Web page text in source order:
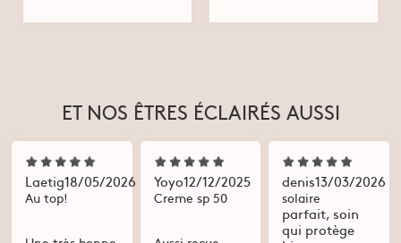
ET NOS ÊTRES ÉCLAIRÉS AUSSI
Laetig18/05/2026
Au top!
Yoyo12/12/2025
Creme sp 50
denis13/03/2026
solaire
parfait, soin
qui protège